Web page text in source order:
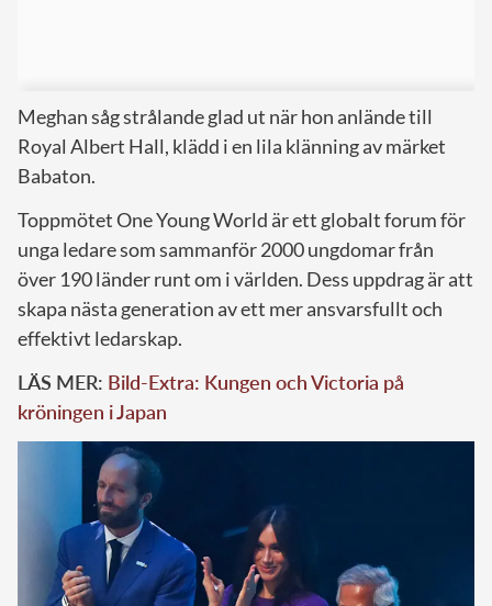
Meghan såg strålande glad ut när hon anlände till
Royal Albert Hall, klädd i en lila klänning av märket
Babaton.
Toppmötet One Young World är ett globalt forum för
unga ledare som sammanför 2000 ungdomar från
över 190 länder runt om i världen. Dess uppdrag är att
skapa nästa generation av ett mer ansvarsfullt och
effektivt ledarskap.
LÄS MER: Bild-Extra: Kungen och Victoria på
kröningen i Japan